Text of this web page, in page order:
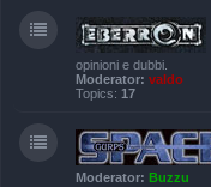
opinioni e dubbi.
Moderator: valdo
Topics: 17
Moderator: Buzzu